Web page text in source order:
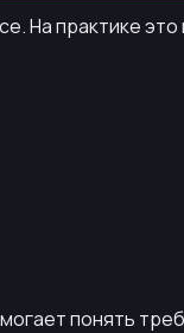
На практике
понять